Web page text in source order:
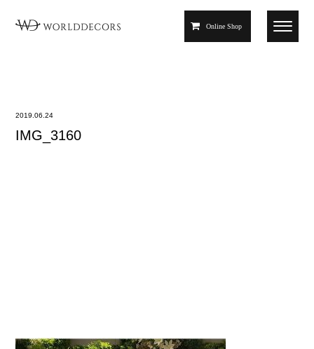
Online Shop
2019.06.24
IMG_3160